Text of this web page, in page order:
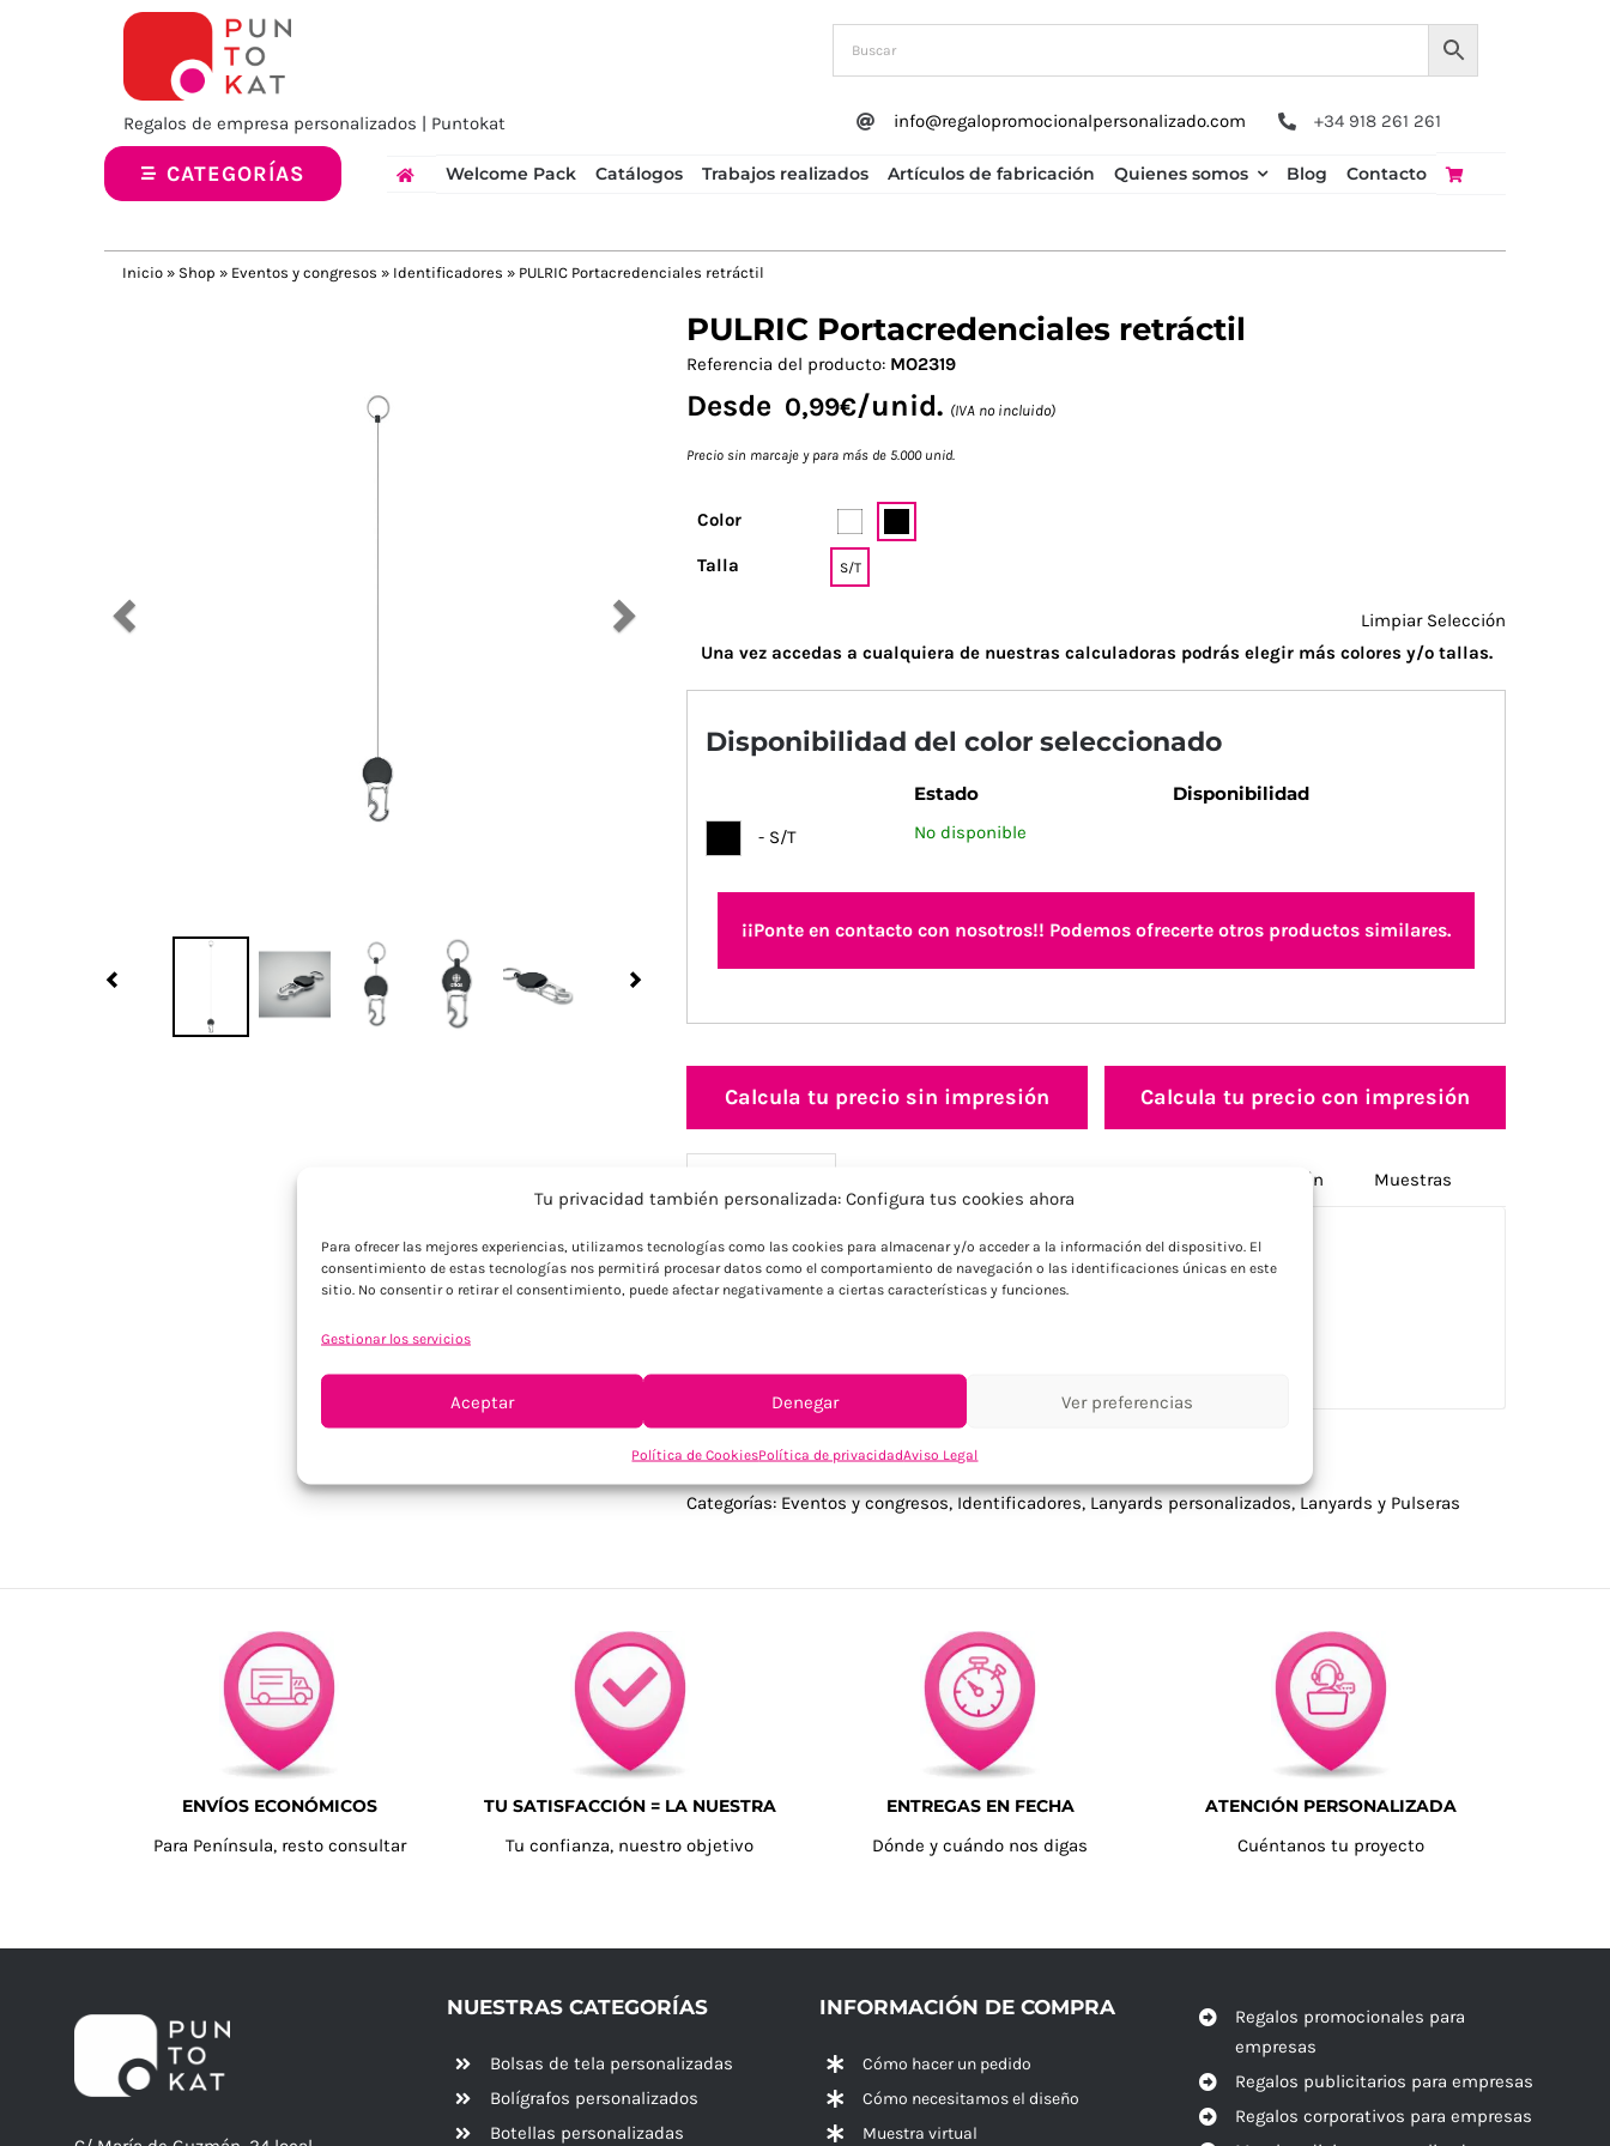
Tu privacidad también personalizada: Configura tus cookies ahora
Para ofrecer las mejores experiencias, utilizamos tecnologías como las cookies para almacenar y/o acceder a la información del dispositivo. El
consentimiento de estas tecnologías nos permitirá procesar datos como el comportamiento de navegación o las identificaciones únicas en este
sitio. No consentir o retirar el consentimiento, puede afectar negativamente a ciertas características y funciones.
Gestionar los servicios
Aceptar Denegar Ver preferencias
Política de CookiesPolítica de privacidadAviso Legal
Regalos de empresa personalizados | Puntokat info@regalopromocionalpersonalizado.com +34 918 261 261
CATEGORÍAS Welcome Pack Catálogos Trabajos realizados Artículos de fabricación Quienes somos Blog Contacto
Inicio » Shop » Eventos y congresos » Identificadores » PULRIC Portacredenciales retráctil
PULRIC Portacredenciales retráctil
Referencia del producto: MO2319
Desde 0,99€/unid. (IVA no incluido)
Precio sin marcaje y para más de 5.000 unid.
Color
Talla S/T
Limpiar Selección
Una vez accedas a cualquiera de nuestras calculadoras podrás elegir más colores y/o tallas.
Disponibilidad del color seleccionado
Estado Disponibilidad
- S/T No disponible
¡¡Ponte en contacto con nosotros!! Podemos ofrecerte otros productos similares.
Calcula tu precio sin impresión Calcula tu precio con impresión
Opciones de personalización Muestras
Descripción
Categorías:Eventos y congresos,Identificadores,Lanyards personalizados,Lanyards y Pulseras
ENVÍOS ECONÓMICOS
Para Península, resto consultar
TU SATISFACCIÓN = LA NUESTRA
Tu confianza, nuestro objetivo
ENTREGAS EN FECHA
Dónde y cuándo nos digas
ATENCIÓN PERSONALIZADA
Cuéntanos tu proyecto
NUESTRAS CATEGORÍAS
Bolsas de tela personalizadas
Bolígrafos personalizados
Botellas personalizadas
INFORMACIÓN DE COMPRA
Cómo hacer un pedido
Cómo necesitamos el diseño
Muestra virtual
Regalos promocionales para
empresas
Regalos publicitarios para empresas
Regalos corporativos para empresas